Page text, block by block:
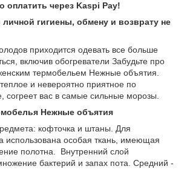
оплатить через Kaspi Pay!
гигиены, обмену и возврату не
приходится одевать все больше
включив обогреватели Забудьте про
термобельем Нежные объятия.
и невероятно приятное по
вас в самые сильные морозы.
Нежные объятия
кофточка и штаны. Для
использована особая ткань, имеющая
полотна. Внутренний слой
бактерий и запах пота. Средний -